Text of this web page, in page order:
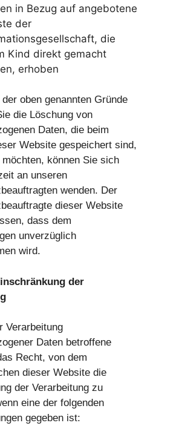
in Bezug auf angebotene
der
die
Kind direkt gemacht
erhoben
oben genannten Gründe
die Löschung von
Daten, die beim
Website gespeichert sind,
können Sie sich
an unseren
wenden. Der
dieser Website
dass dem
unverzüglich
wird.
der
Verarbeitung
Daten betroffene
Recht, von dem
dieser Website die
der Verarbeitung zu
eine der folgenden
gegeben ist: